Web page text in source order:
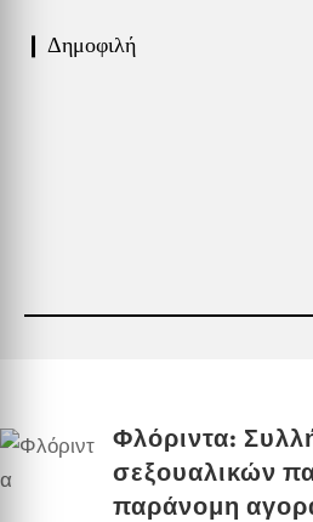
❙ Δημοφιλή
Φλόριντα:
σεξουαλικών
παράνομη